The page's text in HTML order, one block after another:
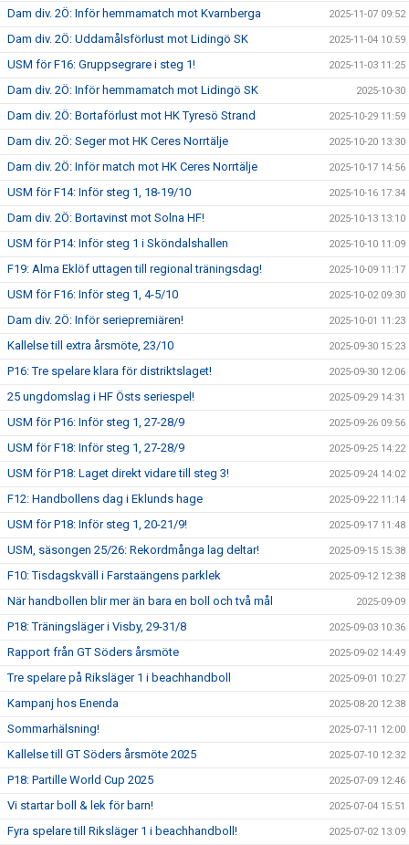
Dam div. 2Ö: Inför hemmamatch mot Kvarnberga 2025-11-07 09:52
Dam div. 2Ö: Uddamålsförlust mot Lidingö SK 2025-11-04 10:59
USM för F16: Gruppsegrare i steg 1! 2025-11-03 11:25
Dam div. 2Ö: Inför hemmamatch mot Lidingö SK 2025-10-30
Dam div. 2Ö: Bortaförlust mot HK Tyresö Strand 2025-10-29 11:59
Dam div. 2Ö: Seger mot HK Ceres Norrtälje 2025-10-20 13:30
Dam div. 2Ö: Inför match mot HK Ceres Norrtälje 2025-10-17 14:56
USM för F14: Inför steg 1, 18-19/10 2025-10-16 17:34
Dam div. 2Ö: Bortavinst mot Solna HF! 2025-10-13 13:10
USM för P14: Inför steg 1 i Sköndalshallen 2025-10-10 11:09
F19: Alma Eklöf uttagen till regional träningsdag! 2025-10-09 11:17
USM för F16: Inför steg 1, 4-5/10 2025-10-02 09:30
Dam div. 2Ö: Inför seriepremiären! 2025-10-01 11:23
Kallelse till extra årsmöte, 23/10 2025-09-30 15:23
P16: Tre spelare klara för distriktslaget! 2025-09-30 12:06
25 ungdomslag i HF Östs seriespel! 2025-09-29 14:31
USM för P16: Inför steg 1, 27-28/9 2025-09-26 09:56
USM för F18: Inför steg 1, 27-28/9 2025-09-25 14:22
USM för P18: Laget direkt vidare till steg 3! 2025-09-24 14:02
F12: Handbollens dag i Eklunds hage 2025-09-22 11:14
USM för P18: Inför steg 1, 20-21/9! 2025-09-17 11:48
USM, säsongen 25/26: Rekordmånga lag deltar! 2025-09-15 15:38
F10: Tisdagskväll i Farstaängens parklek 2025-09-12 12:38
När handbollen blir mer än bara en boll och två mål 2025-09-09
P18: Träningsläger i Visby, 29-31/8 2025-09-03 10:36
Rapport från GT Söders årsmöte 2025-09-02 14:49
Tre spelare på Riksläger 1 i beachhandboll 2025-09-01 10:27
Kampanj hos Enenda 2025-08-20 12:38
Sommarhälsning! 2025-07-11 12:00
Kallelse till GT Söders årsmöte 2025 2025-07-10 12:32
P18: Partille World Cup 2025 2025-07-09 12:46
Vi startar boll & lek för barn! 2025-07-04 15:51
Fyra spelare till Riksläger 1 i beachhandboll! 2025-07-02 13:09